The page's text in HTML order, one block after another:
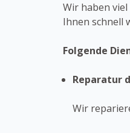
Wir haben
Ihnen schnell
Folgende
Reparatur
Wir